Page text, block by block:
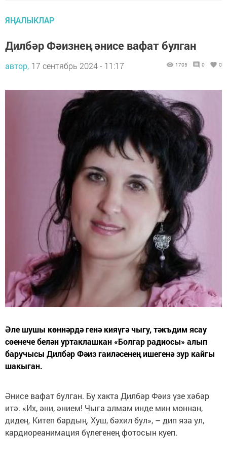
ЯҢАЛЫКЛАР
Дилбәр Фәизнең әнисе вафат булган
автор, 17 сентябрь 2024 - 11:17 1705 0 0
Әле шушы көннәрдә генә кияүгә чыгу, тәкъдим ясау
сөенече белән уртаклашкан «Болгар радиосы» алып
баручысы Дилбәр Фәиз гаиләсенең ишегенә зур кайгы
шакыган.
Әнисе вафат булган. Бу хакта Дилбәр Фәиз үзе хәбәр
итә. «Их, әни, әнием! Чыга алмам инде мин моннан,
дидең. Китеп бардың. Хуш, бәхил бул», – дип яза ул,
кардиореанимация бүлегенең фотосын куеп.